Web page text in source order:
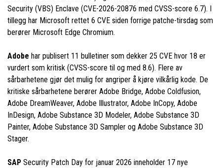
Security (VBS) Enclave (CVE-2026-20876 med CVSS-score 6.7). I
tillegg har Microsoft rettet 6 CVE siden forrige patche-tirsdag som
berører Microsoft Edge Chromium.
Adobe har publisert 11 bulletiner som dekker 25 CVE hvor 18 er
vurdert som kritisk (CVSS-score til og med 8.6). Flere av
sårbarhetene gjør det mulig for angriper å kjøre vilkårlig kode. De
kritiske sårbarhetene berører Adobe Bridge, Adobe Coldfusion,
Adobe DreamWeaver, Adobe Illustrator, Adobe InCopy, Adobe
InDesign, Adobe Substance 3D Modeler, Adobe Substance 3D
Painter, Adobe Substance 3D Sampler og Adobe Substance 3D
Stager.
SAP Security Patch Day for januar 2026 inneholder 17 nye